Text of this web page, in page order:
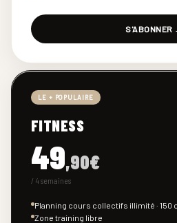
S'ABONNER
LE + POPULAIRE
FITNESS
49,90€
/ 4 semaines
Planning cours collectifs illimité · 150
Zone training libre